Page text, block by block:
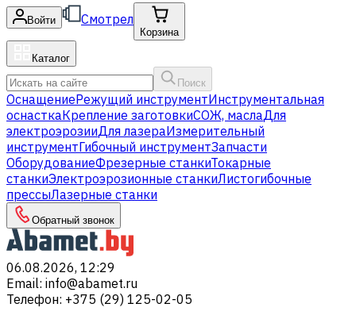
Войти Смотрел
Корзина
Каталог
Поиск
ОснащениеРежущий инструментИнструментальная
оснасткаКрепление заготовкиСОЖ, маслаДля
электроэрозииДля лазераИзмерительный
инструментГибочный инструментЗапчасти
ОборудованиеФрезерные станкиТокарные
станкиЭлектроэрозионные станкиЛистогибочные
прессыЛазерные станки
Обратный звонок
06.08.2026, 12:29
Email: info@abamet.ru
Телефон: +375 (29) 125-02-05